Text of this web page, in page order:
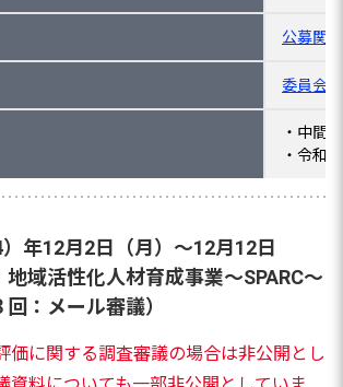
公募関
委員会
・中間
・令和
年12月2日（月）～12月12日
地域活性化人材育成事業～SPARC～
：メール審議）
価に関する調査審議の場合は非公開とし